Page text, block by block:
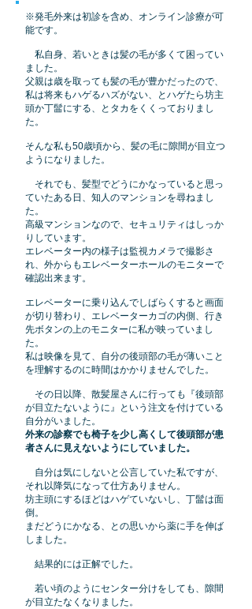
※発毛外来は初診を含め、オンライン診療が可
能です。
私自身、若いときは髪の毛が多くて困ってい
ました。
父親は歳を取っても髪の毛が豊かだったので、
私は将来もハゲるハズがない、とハゲたら坊主
頭か丁髷にする、とタカをくくっておりまし
た。
そんな私も50歳頃から、髪の毛に隙間が目立つ
ようになりました。
それでも、髪型でどうにかなっていると思っ
ていたある日、知人のマンションを尋ねまし
た。
高級マンションなので、 セキュリティはしっか
りしています。
エレベーター内の様子は監視カメラで撮影さ
れ、外からもエレベーターホールのモニターで
確認出来ます。
エレベーターに乗り込んでしばらくすると画面
が切り替わり、エレベーターカゴの内側、行き
先ボタンの上のモニターに私が映っていまし
た。
私は映像を見て、自分の後頭部の毛が薄いこと
を理解するのに時間はかかりませんでした。
その日以降、散髪屋さんに行っても『後頭部
が目立たないように』という注文を付けている
自分がいました。
外来の診察でも椅子を少し高くして後頭部が患
者さんに見えないようにしていました。
自分は気にしないと公言していた私ですが、
それ以降気になって仕方ありません。
坊主頭にするほどはハゲていないし、丁髷は面
倒。
まだどうにかなる、との思いから薬に手を伸ば
しました。
結果的には正解でした。
若い頃のようにセンター分けをしても、隙間
が目立たなくなりました。